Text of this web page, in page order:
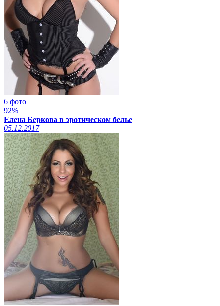
6 фото
92%
Елена Беркова в эротическом белье
05.12.2017